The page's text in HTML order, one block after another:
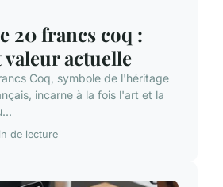
20 francs coq :
actuelle
Coq, symbole de l'héritage
incarne à la fois l'art et la
de lecture